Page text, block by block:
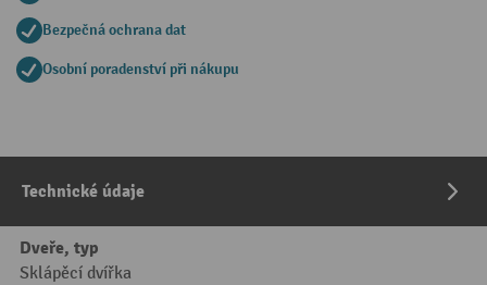
Bezpečná ochrana dat
Osobní poradenství při nákupu
Technické údaje
Dveře, typ
Sklápěcí dvířka